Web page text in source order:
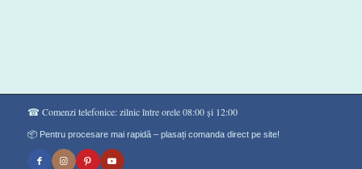
☎ Comenzi telefonice: zilnic între orele 08:00 și 12:00
📦 Pentru procesare mai rapidă – plasați comanda direct pe site!